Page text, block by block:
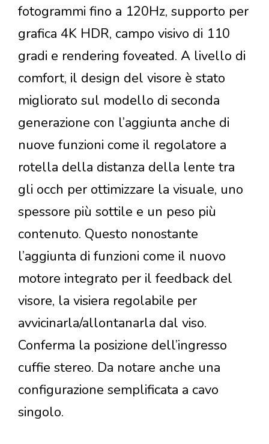
fotogrammi fino a 120Hz, supporto per
grafica 4K HDR, campo visivo di 110
gradi e rendering foveated. A livello di
comfort, il design del visore è stato
migliorato sul modello di seconda
generazione con l’aggiunta anche di
nuove funzioni come il regolatore a
rotella della distanza della lente tra
gli occh per ottimizzare la visuale, uno
spessore più sottile e un peso più
contenuto. Questo nonostante
l’aggiunta di funzioni come il nuovo
motore integrato per il feedback del
visore, la visiera regolabile per
avvicinarla/allontanarla dal viso.
Conferma la posizione dell’ingresso
cuffie stereo. Da notare anche una
configurazione semplificata a cavo
singolo.